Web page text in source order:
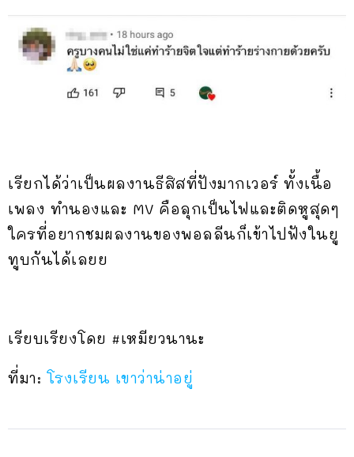
เรียกได้ว่าเป็นผลงานธีสิสที่ปังมากเวอร์ ทั้งเนื้อ
เพลง ทำนองและ MV คือลุกเป็นไฟและติดหูสุดๆ
ใครที่อยากชมผลงานของพอลลีนก็เข้าไปฟังในยู
ทูบกันได้เลยย
เรียบเรียงโดย #เหมียวนานะ
ที่มา: โรงเรียน เขาว่าน่าอยู่